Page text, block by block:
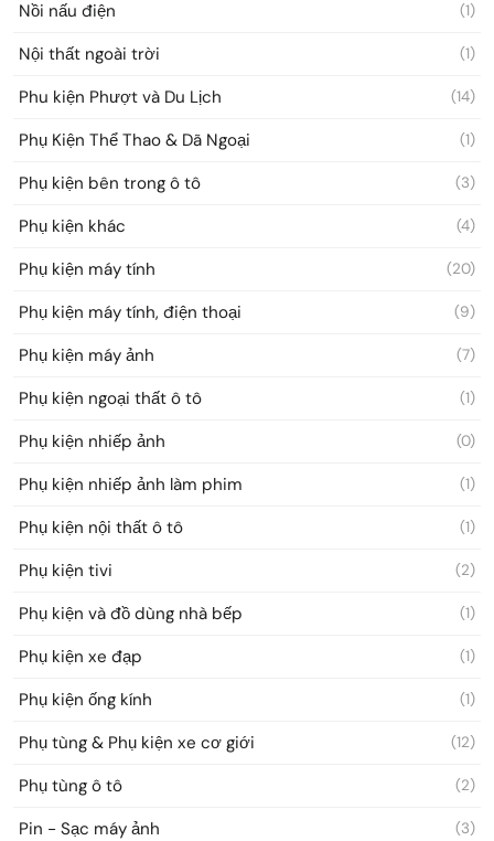
Nồi nấu điện (1)
Nội thất ngoài trời (1)
Phu kiện Phượt và Du Lịch (14)
Phụ Kiện Thể Thao & Dã Ngoại (1)
Phụ kiện bên trong ô tô (3)
Phụ kiện khác (4)
Phụ kiện máy tính (20)
Phụ kiện máy tính, điện thoại (9)
Phụ kiện máy ảnh (7)
Phụ kiện ngoại thất ô tô (1)
Phụ kiện nhiếp ảnh (0)
Phụ kiện nhiếp ảnh làm phim (1)
Phụ kiện nội thất ô tô (1)
Phụ kiện tivi (2)
Phụ kiện và đồ dùng nhà bếp (1)
Phụ kiện xe đạp (1)
Phụ kiện ống kính (1)
Phụ tùng & Phụ kiện xe cơ giới (12)
Phụ tùng ô tô (2)
Pin - Sạc máy ảnh (3)